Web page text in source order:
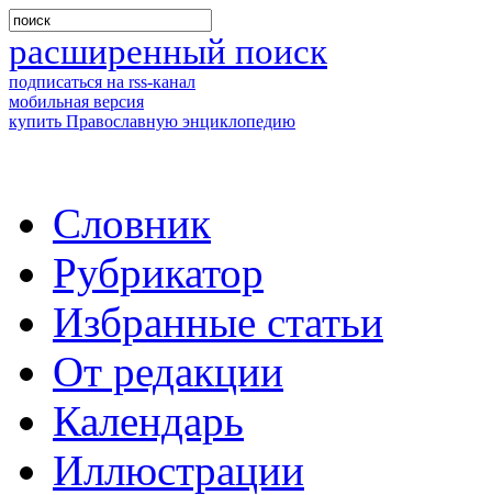
расширенный поиск
подписаться на rss-канал
мобильная версия
купить Православную энциклопедию
Словник
Рубрикатор
Избранные статьи
От редакции
Календарь
Иллюстрации